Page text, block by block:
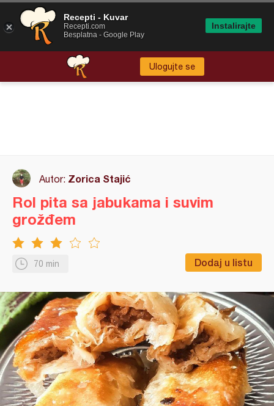
Ulogujte se
Autor: Zorica Stajić
70 min Dodaj u listu
Rol pita sa jabukama i suvim
grožđem
Recepti - Kuvar
Recepti.com
Besplatna - Google Play
Instalirajte